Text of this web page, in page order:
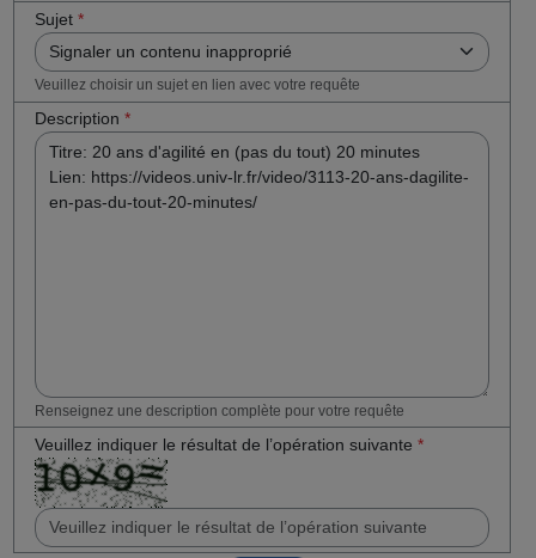
Sujet *
Veuillez choisir un sujet en lien avec votre requête
Description *
Renseignez une description complète pour votre requête
Veuillez indiquer le résultat de l’opération suivante *